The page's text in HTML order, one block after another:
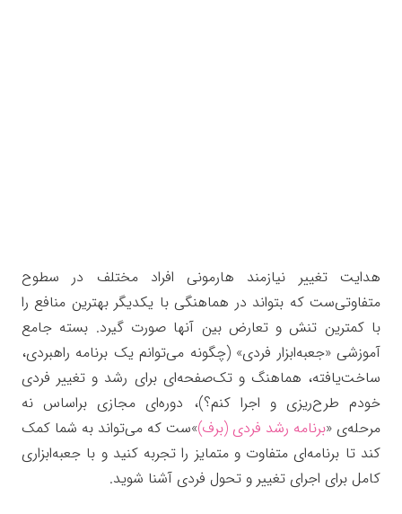
هدایت تغییر نیازمند هارمونی افراد مختلف در سطوح
متفاوتی‌ست که بتواند در هماهنگی با یکدیگر بهترین منافع را
با کمترین تنش و تعارض بین آنها صورت گیرد. بسته جامع
آموزشی «جعبه‌ابزار فردی» (چگونه می‌توانم یک برنامه راهبردی،
ساخت‌یافته، هماهنگ و تک‌صفحه‌ای برای رشد و تغییر فردی
خودم طرح‌ریزی و اجرا کنم؟)، دوره‌ای مجازی براساس نه
مرحله‌ی «برنامه رشد فردی (برف)»ست که می‌تواند به شما کمک
کند تا برنامه‌ای متفاوت و متمایز را تجربه کنید و با جعبه‌ابزاری
کامل برای اجرای تغییر و تحول فردی آشنا شوید.